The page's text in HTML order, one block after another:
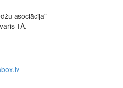
asociācija”
1A,